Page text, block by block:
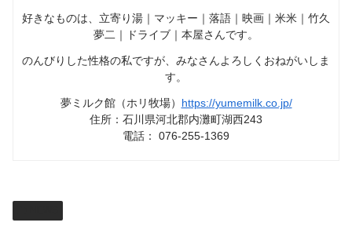
好きなものは、立寄り湯｜マッキー｜落語｜映画｜米米｜竹久
夢二｜ドライブ｜本屋さんです。
のんびりした性格の私ですが、みなさんよろしくおねがいしま
す。
夢ミルク館（ホリ牧場） https://yumemilk.co.jp/
住所：石川県河北郡内灘町湖西243
電話： 076-255-1369